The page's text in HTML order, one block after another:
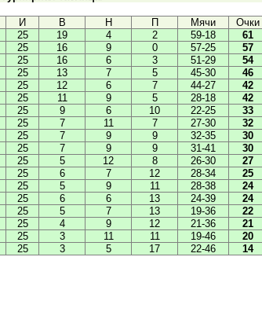
И В Н П Мячи
Очки
25 19 4 2 59-18
61
25 16 9 0 57-25
57
25 16 6 3 51-29
54
25 13 7 5 45-30
46
25 12 6 7 44-27
42
25 11 9 5 28-18
42
25 9 6 10 22-25
33
25 7 11 7 27-30
32
25 7 9 9 32-35
30
25 7 9 9 31-41
30
25 5 12 8 26-30
27
25 6 7 12 28-34
25
25 5 9 11 28-38
24
25 6 6 13 24-39
24
25 5 7 13 19-36
22
25 4 9 12 21-36
21
25 3 11 11 19-46
20
25 3 5 17 22-46 14